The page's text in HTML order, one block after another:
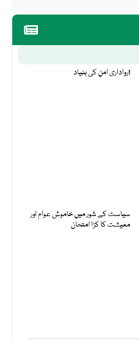
رواداری امن کی بنیاد!
سیاست کے شور میں خاموش عوام اور
معیشت کا کڑا امتحان